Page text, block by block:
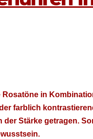
in
far­blich
Stärke getra­gen.